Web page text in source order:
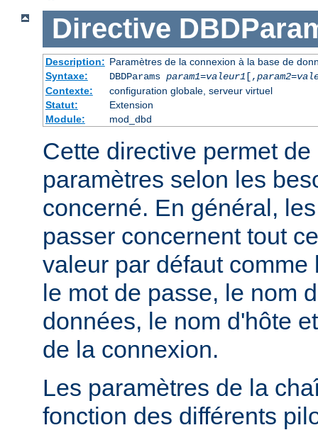
Directive
Description: Paramètres de la connexion à la base de
Syntaxe:
DBDParams param1=valeur1[,param2=
Contexte:
configuration globale, serveur virtuel
Statut:
Extension
Module:
mod_dbd
Cette directive permet
paramètres selon les
concerné. En général,
passer concernent tout
valeur par défaut comme
le mot de passe, le nom
données, le nom d'hôte
de la connexion.
Les paramètres de la
fonction des différents